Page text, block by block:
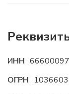
ИНН
ОГРН